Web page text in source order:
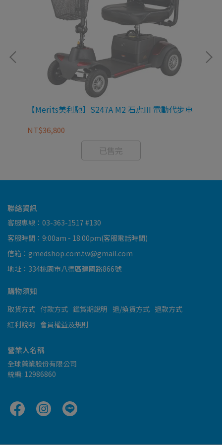
【Merits美利馳】S247A M2 石虎III 電動代步車
NT$36,800
已售完
聯絡資訊
客服專線：03-363-1517 #130
客服時間：9:00am - 18:00pm(客服電話時間)
信箱：gmedshop.com.tw@gmail.com
地址：334桃園市八德區建國路866號
購物須知
取貨方式 付款方式 鑑賞期說明 退/換貨方式 退款方式
紅利說明 會員權益及規則
營業人名稱
全球藥業股份有限公司
統編: 12986860